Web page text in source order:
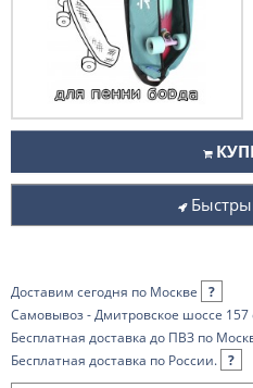
Доставим сегодня по Москве
?
Самовывоз - Дмитровское шоссе 157
Бесплатная доставка до ПВЗ по
Бесплатная доставка по России. ?